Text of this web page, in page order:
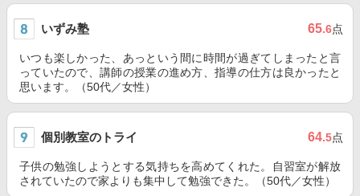
いずみ塾 65.6点
いつも楽しかった、あっという間に時間が過ぎてしまったと言
っていたので、講師の授業の進め方、指導の仕方は良かったと
思います。（50代／女性）
個別教室のトライ 64.5点
子供の勉強しようとする気持ちを高めてくれた。自習室が解放
されていたので家よりも集中して勉強できた。（50代／女性）